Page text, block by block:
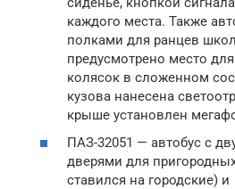
каждого места. Также
полками для ранцев
предусмотрено место
колясок в сложенном
кузова нанесена
крыше установлен
ПАЗ-32051 — автобус с
дверями для
ставился на городские) и